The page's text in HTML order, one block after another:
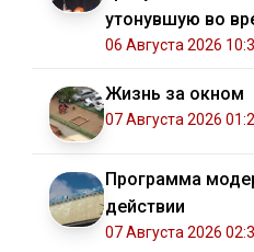
утонувшую во
иномарку
06 Августа 2026
Жизнь за окном
07 Августа 2026
Программа
действии
07 Августа 2026